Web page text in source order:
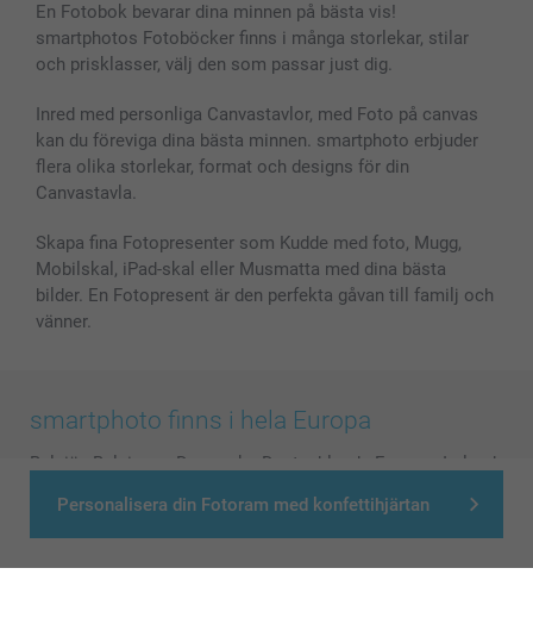
Personalisera din Fotoram med konfettihjärtan
En Fotobok bevarar dina minnen på bästa vis!
smartphotos Fotoböcker finns i många storlekar, stilar
och prisklasser, välj den som passar just dig.
Inred med personliga Canvastavlor, med Foto på canvas
kan du föreviga dina bästa minnen. smartphoto erbjuder
flera olika storlekar, format och designs för din
Canvastavla.
Skapa fina Fotopresenter som Kudde med foto, Mugg,
Mobilskal, iPad-skal eller Musmatta med dina bästa
bilder. En Fotopresent är den perfekta gåvan till familj och
vänner.
smartphoto finns i hela Europa
België Belgique Danmark Deutschland France
Ireland
Nederland - Norge Österreich Schweiz - Suisse